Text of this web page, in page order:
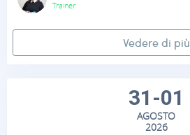
Trainer
Vedere di più
31-01
AGOSTO
2026